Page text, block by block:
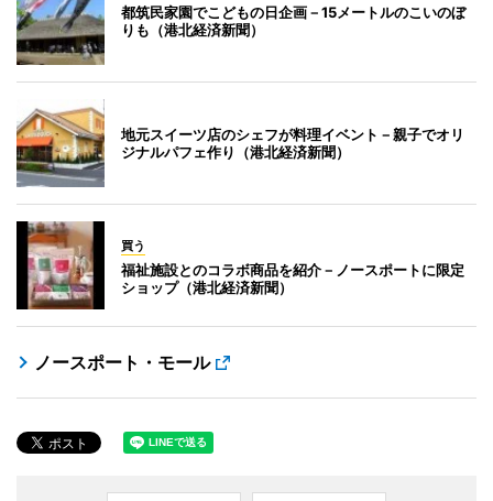
都筑民家園でこどもの日企画－15メートルのこいのぼ
りも（港北経済新聞）
地元スイーツ店のシェフが料理イベント－親子でオリ
ジナルパフェ作り（港北経済新聞）
買う
福祉施設とのコラボ商品を紹介－ノースポートに限定
ショップ（港北経済新聞）
ノースポート・モール